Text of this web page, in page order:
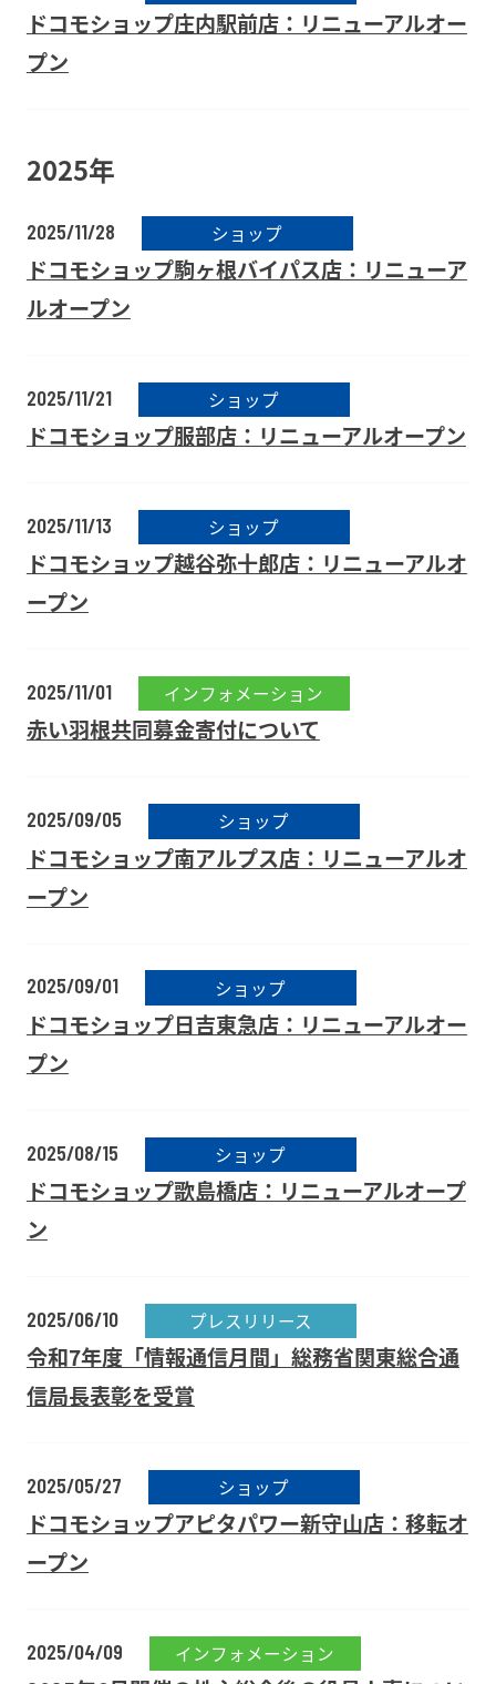
ドコモショップ庄内駅前店：リニューアルオー
プン
2025年
2025/11/28 ショップ
ドコモショップ駒ヶ根バイパス店：リニューア
ルオープン
2025/11/21 ショップ
ドコモショップ服部店：リニューアルオープン
2025/11/13 ショップ
ドコモショップ越谷弥十郎店：リニューアルオ
ープン
2025/11/01 インフォメーション
赤い羽根共同募金寄付について
2025/09/05 ショップ
ドコモショップ南アルプス店：リニューアルオ
ープン
2025/09/01 ショップ
ドコモショップ日吉東急店：リニューアルオー
プン
2025/08/15 ショップ
ドコモショップ歌島橋店：リニューアルオープ
ン
2025/06/10 プレスリリース
令和7年度「情報通信月間」総務省関東総合通
信局長表彰を受賞
2025/05/27 ショップ
ドコモショップアピタパワー新守山店：移転オ
ープン
2025/04/09 インフォメーション